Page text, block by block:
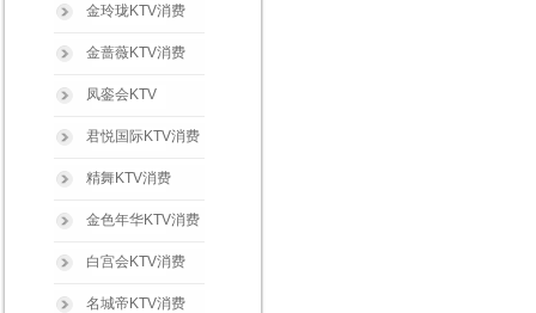
金玲珑KTV消费
金蔷薇KTV消费
凤銮会KTV
君悦国际KTV消费
精舞KTV消费
金色年华KTV消费
白宫会KTV消费
名城帝KTV消费